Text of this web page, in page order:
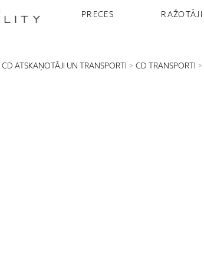
PRECES RAŽOTĀJI
CD ATSKAŅOTĀJI UN TRANSPORTI > CD TRANSPORTI >